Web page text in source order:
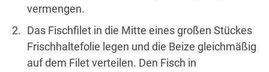
vermengen.
Das Fischfilet in die Mitte eines großen Stückes
Frischhaltefolie legen und die Beize gleichmäßig
auf dem Filet verteilen. Den Fisch in